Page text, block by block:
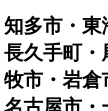
知多市・
長久手町・
牧市・岩倉
名古屋市・